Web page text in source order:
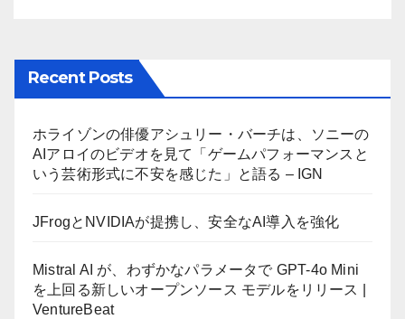
Recent Posts
ホライゾンの俳優アシュリー・バーチは、ソニーの
AIアロイのビデオを見て「ゲームパフォーマンスと
いう芸術形式に不安を感じた」と語る – IGN
JFrogとNVIDIAが提携し、安全なAI導入を強化
Mistral AI が、わずかなパラメータで GPT-4o Mini
を上回る新しいオープンソース モデルをリリース |
VentureBeat